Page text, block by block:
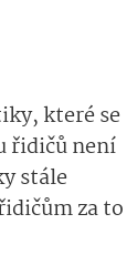
které se
řidičů není
stále
za to